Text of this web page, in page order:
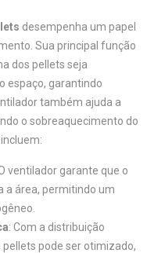
desempenha um papel
Sua principal função
dos pellets seja
espaço, garantindo
também ajuda a
o sobreaquecimento do
ventilador garante que o
a área, permitindo um
: Com a distribuição
pellets pode ser otimizado,